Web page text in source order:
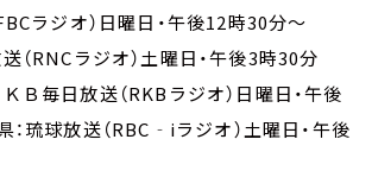
FBCラジオ）日曜日・午後12時30分～
（RNCラジオ）土曜日・午後3時30分
毎日放送（RKBラジオ）日曜日・午後
球放送（RBC‐iラジオ）土曜日・午後